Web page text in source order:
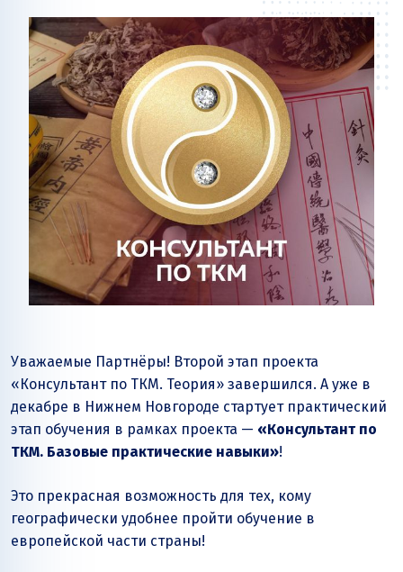
Уважаемые Партнёры! Второй этап проекта
«Консультант по ТКМ. Теория» завершился. А уже в
декабре в Нижнем Новгороде стартует практический
этап обучения в рамках проекта — «Консультант по
ТКМ. Базовые практические навыки»!
Это прекрасная возможность для тех, кому
географически удобнее пройти обучение в
европейской части страны!